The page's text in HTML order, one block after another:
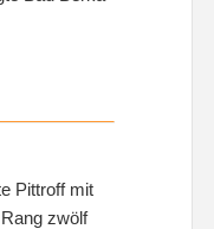
Pittroff mit
zwölf